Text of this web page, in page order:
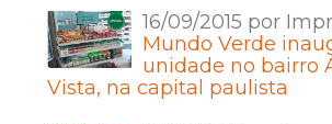
16/09/2015 por
Mundo Verde
unidade no bairro
Vista, na capital paulista